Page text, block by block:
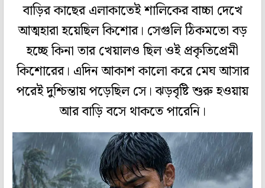
বাড়ির কাছের এলাকাতেই শালিকের বাচ্চা দেখে
আত্মহারা হয়েছিল কিশোর। সেগুলি ঠিকমতো বড়
হচ্ছে কিনা তার খেয়ালও ছিল ওই প্রকৃতিপ্রেমী
কিশোরের। এদিন আকাশ কালো করে মেঘ আসার
পরেই দুশ্চিন্তায় পড়েছিল সে। ঝড়বৃষ্টি শুরু হওয়ায়
আর বাড়ি বসে থাকতে পারেনি।